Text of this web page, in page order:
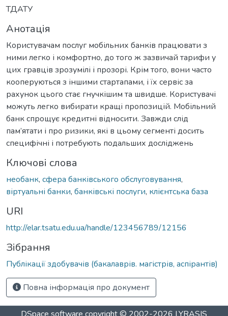
ТДАТУ
Анотація
Користувачам послуг мобільних банків працювати з
ними легко і комфортно, до того ж зазвичай тарифи у
цих гравців зрозумілі і прозорі. Крім того, вони часто
кооперуються з іншими стартапами, і їх сервіс за
рахунок цього стає гнучкішим та швидше. Користувачі
можуть легко вибирати кращі пропозицій. Мобільний
банк спрощує кредитні відносити. Завжди слід
пам’ятати і про ризики, які в цьому сегменті досить
специфічні і потребують подальших досліджень
Ключові слова
необанк, сфера банківського обслуговування,
віртуальні банки, банківські послуги, клієнтська база
URI
http://elar.tsatu.edu.ua/handle/123456789/12156
Зібрання
Публікації здобувачів (бакалаврів. магістрів, аспірантів)
Повна інформація про документ